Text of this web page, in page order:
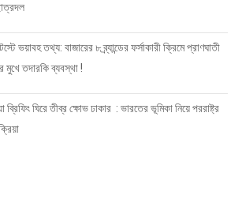
ভয়াবহ তথ্য: বাজারের ৮ ব্র্যান্ডের ফর্সাকারী ক্রিমে প্রাণঘাতী
মুখে তদারকি ব্যবস্থা !
ব্রিফিং ঘিরে তীব্র ক্ষোভ ঢাকার : ভারতের ভূমিকা নিয়ে পররাষ্ট্র